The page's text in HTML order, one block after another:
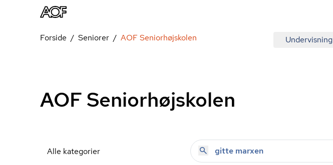
Undervisning
Forside Seniorer AOF Seniorhøjskolen
AOF Seniorhøjskolen
Alle kategorier